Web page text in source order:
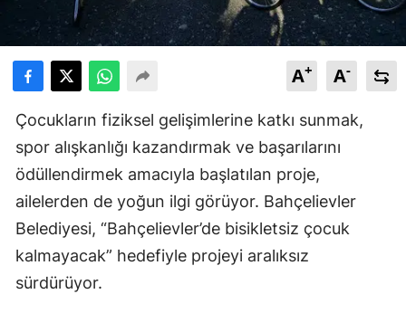
A+ A-
Çocukların fiziksel gelişimlerine katkı sunmak,
spor alışkanlığı kazandırmak ve başarılarını
ödüllendirmek amacıyla başlatılan proje,
ailelerden de yoğun ilgi görüyor. Bahçelievler
Belediyesi, “Bahçelievler’de bisikletsiz çocuk
kalmayacak” hedefiyle projeyi aralıksız
sürdürüyor.